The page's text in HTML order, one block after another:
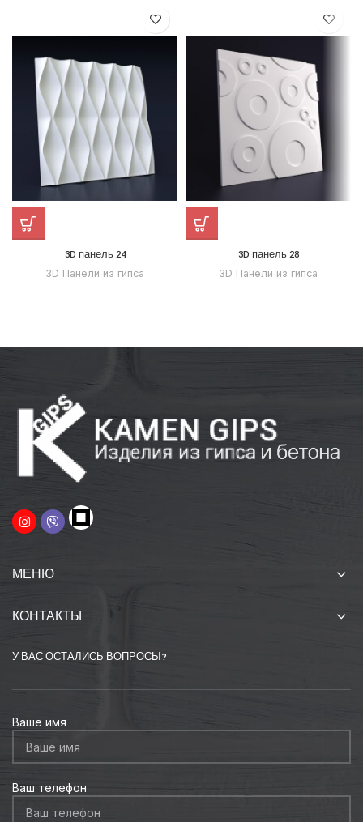
3D панель 24
3D Панели из гипса
3D панель 28
3D Панели из гипса
МЕНЮ
КОНТАКТЫ
У ВАС ОСТАЛИСЬ ВОПРОСЫ?
Ваше имя
Ваш телефон